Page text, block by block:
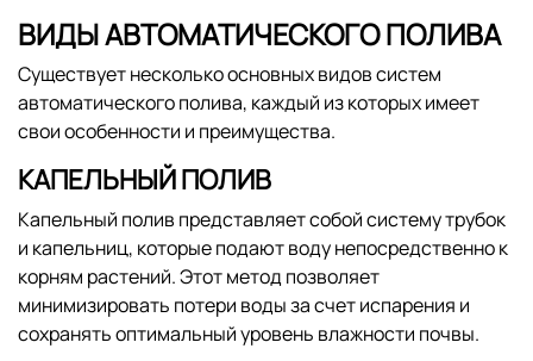
ВИДЫ АВТОМАТИЧЕСКОГО ПОЛИВА
Существует несколько основных видов систем
автоматического полива, каждый из которых имеет
свои особенности и преимущества.
КАПЕЛЬНЫЙ ПОЛИВ
Капельный полив представляет собой систему трубок
и капельниц, которые подают воду непосредственно к
корням растений. Этот метод позволяет
минимизировать потери воды за счет испарения и
сохранять оптимальный уровень влажности почвы.